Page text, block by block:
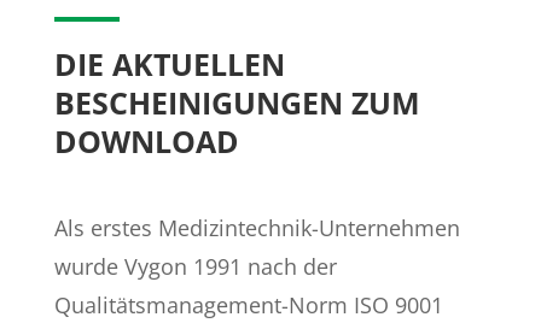
DIE AKTUELLEN
BESCHEINIGUNGEN ZUM
DOWNLOAD
Als erstes Medizintechnik-Unternehmen
wurde Vygon 1991 nach der
Qualitätsmanagement-Norm ISO 9001